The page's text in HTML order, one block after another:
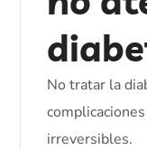
No tratar la
irreversibles.